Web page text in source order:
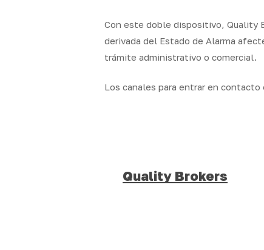
Con este doble dispositivo, Quality
derivada del Estado de Alarma
trámite administrativo o comercial.
Los canales para entrar en
Quality Brokers